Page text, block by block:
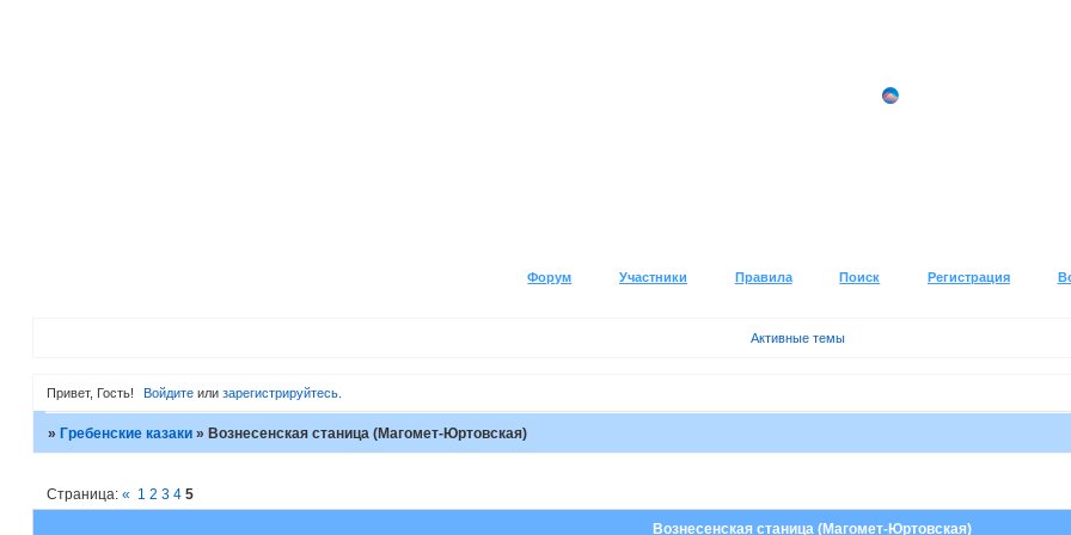
Форум Участники Правила Поиск Регистрация
Активные темы
Привет, Гость! Войдите илизарегистрируйтесь
» Гребенские казаки » Вознесенская станица (Магомет-Юртовская)
Вознесенская станица (Магомет-Юртовская)
Страница: « 1 2 3 4 5